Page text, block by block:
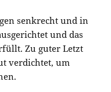
senkrecht und in
und das
Zu guter Letzt
verdichtet, um